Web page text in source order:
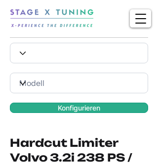
Konfigurieren
Hardcut Limiter
Volvo 3.2i 238 PS /